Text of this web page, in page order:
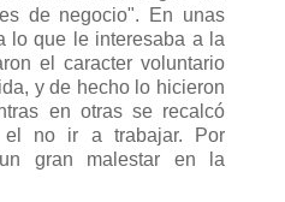
de negocio". En unas
lo que le interesaba a la
el caracter voluntario
y de hecho lo hicieron
en otras se recalcó
no ir a trabajar. Por
gran malestar en la